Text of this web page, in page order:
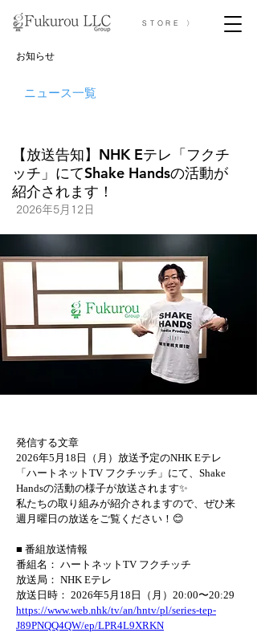
STORE 〉
お知らせ
ニュース一覧
【放送告知】NHK Eテレ「フクチ
ッチ」にてShake Handsの活動が
紹介されます！
2026年5月12日
発信する文章
2026年5月18日（月）放送予定のNHK Eテレ
「ハートネットTV フクチッチ」にて、Shake
Handsの活動の様子が放送されます✨
私たちの取り組みが紹介されますので、ぜひ来
週月曜日の放送をご覧ください！😊
■ 番組放送情報
番組名： ハートネットTV フクチッチ
放送局： NHK Eテレ
放送日時： 2026年5月18日（月）20:00〜20:29
https://www.web.nhk/tv/an/hntv/pl/series-tep-
J89PNQQ4QW/ep/LPR4L9XRKN